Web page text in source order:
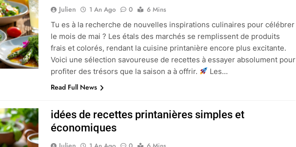
Julien 1 An Ago 0
6 Mins
Tu es à la recherche de nouvelles inspirations culinaires pour célébrer
le mois de mai ? Les étals des marchés se remplissent de produits
frais et colorés, rendant la cuisine printanière encore plus excitante.
Voici une sélection savoureuse de recettes à essayer absolument pour
profiter des trésors que la saison a à offrir.
Les…
Read Full News
idées de recettes printanières simples et
économiques